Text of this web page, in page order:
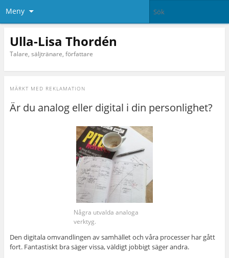
Meny
Ulla-Lisa Thordén
Talare, säljtränare, författare
MÄRKT MED REKLAMATION
Är du analog eller digital i din personlighet?
Några utvalda analoga
verktyg.
Den digitala omvandlingen av samhället och våra processer har gått
fort. Fantastiskt bra säger vissa, väldigt jobbigt säger andra.